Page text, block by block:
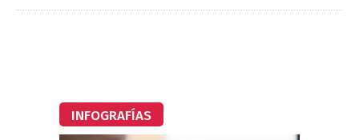
INFOGRAFÍAS